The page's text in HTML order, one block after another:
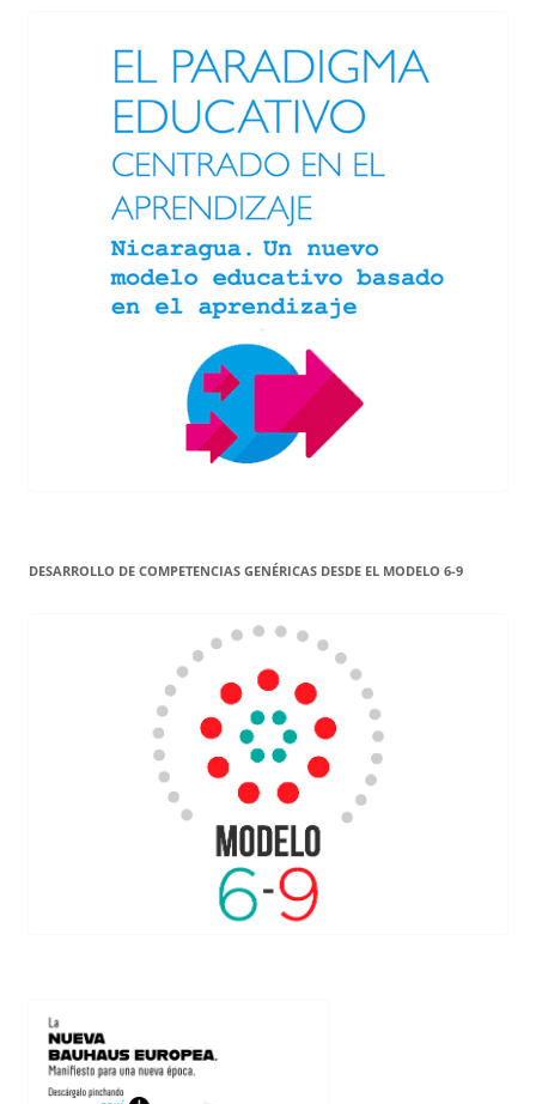
DESARROLLO DE COMPETENCIAS GENÉRICAS DESDE EL MODELO 6-9